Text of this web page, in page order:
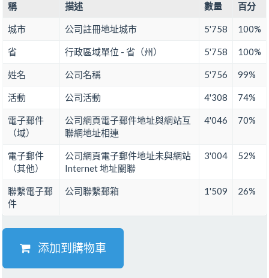
稱
描述 數量 百分
城市 公司註冊地址城市 5'758 100%
省 行政區域單位 - 省（州） 5'758 100%
姓名 公司名稱 5'756 99%
活動 公司活動 4'308 74%
電子郵件
（域）
公司網頁電子郵件地址與網站互
聯網地址相連
4'046 70%
電子郵件
（其他）
公司網頁電子郵件地址未與網站
Internet 地址關聯
3'004 52%
聯繫電子郵
件
公司聯繫郵箱 1'509 26%
添加到購物車